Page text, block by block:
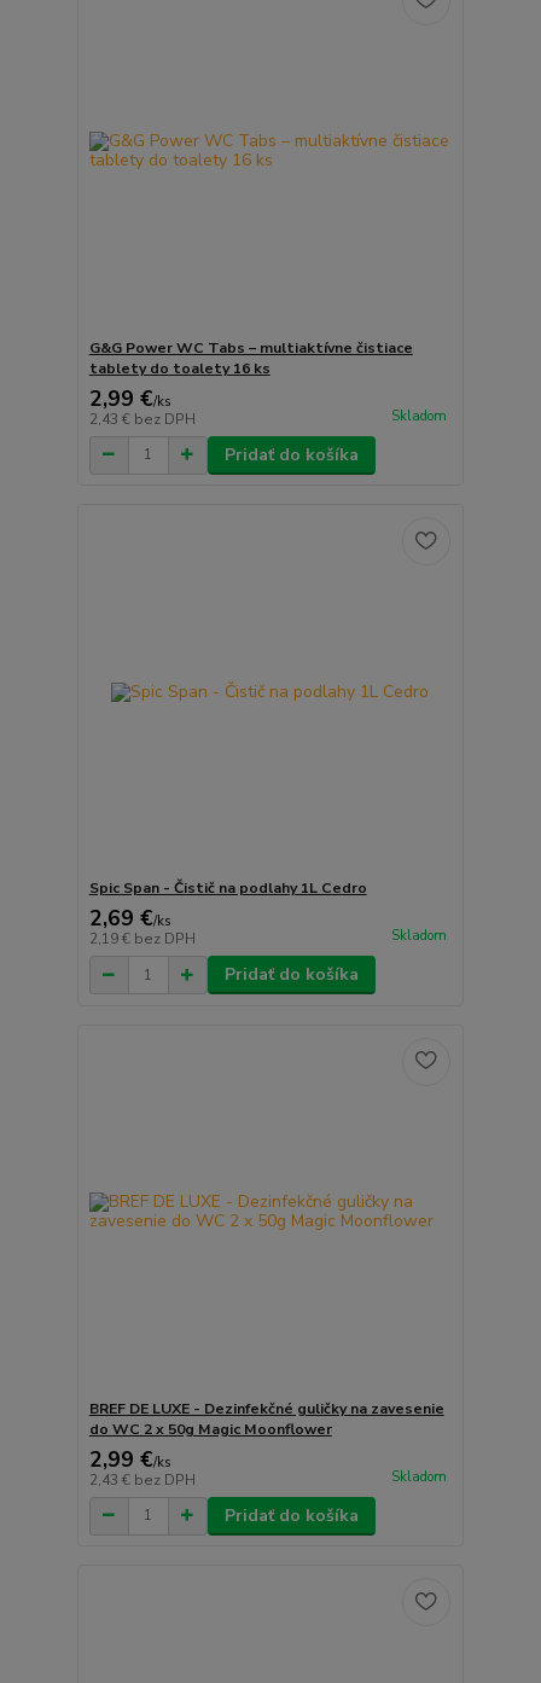
G&G Power WC Tabs – multiaktívne čistiace
tablety do toalety 16 ks
2,99 €/ks
2,43 € bez DPH Skladom
Pridať do košíka
Spic Span - Čistič na podlahy 1L Cedro
2,69 €/ks
2,19 € bez DPH Skladom
Pridať do košíka
BREF DE LUXE - Dezinfekčné guličky na zavesenie
do WC 2 x 50g Magic Moonflower
2,99 €/ks
2,43 € bez DPH Skladom
Pridať do košíka